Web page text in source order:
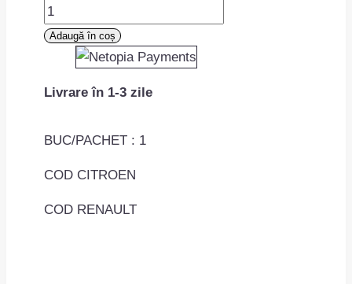
Cantitate
Diblu
ghidaj
lateral
fata
Adaugă în coș
Livrare în 1-3 zile
BUC/PACHET : 1
COD CITROEN
COD RENAULT